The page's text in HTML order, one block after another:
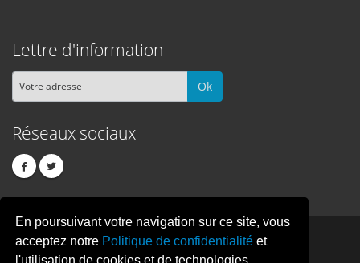
En poursuivant votre navigation sur ce site, vous
acceptez notre Politique de confidentialité et
Lettre d'information
Ok
Réseaux sociaux
PIXELCREATION